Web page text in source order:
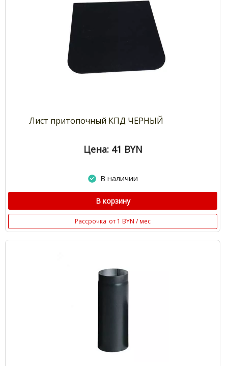
Лист притопочный КПД ЧЕРНЫЙ
Цена: 41 BYN
В наличии
В корзину
Рассрочка от 1 BYN / мес